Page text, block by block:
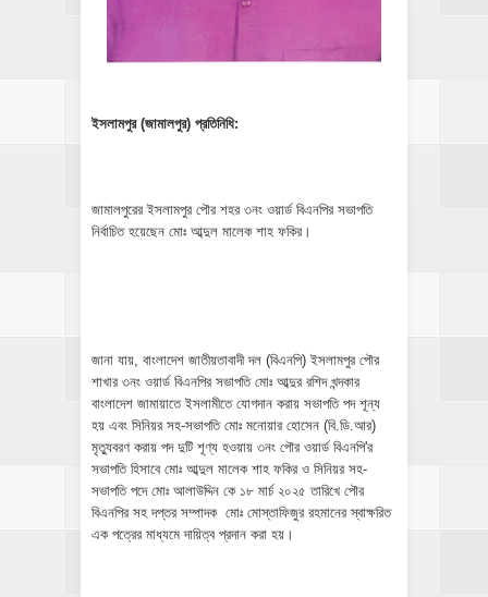
ইসলামপুর (জামালপুর) প্রতিনিধি:
জামালপুরের ইসলামপুর পৌর শহর ৩নং ওয়ার্ড বিএনপির সভাপতি
নির্বাচিত হয়েছেন মোঃ আব্দুল মালেক শাহ ফকির।
জানা যায়, বাংলাদেশ জাতীয়তাবাদী দল (বিএনপি) ইসলামপুর পৌর
শাখার ৩নং ওয়ার্ড বিএনপির সভাপতি মোঃ আব্দুর রশিদ খন্দকার
বাংলাদেশ জামায়াতে ইসলামীতে যোগদান করায় সভাপতি পদ শূন্য
হয় এবং সিনিয়র সহ-সভাপতি মোঃ মনোয়ার হোসেন (বি.ডি.আর)
মৃত্যুবরণ করায় পদ দুটি শূণ্য হওয়ায় ৩নং পৌর ওয়ার্ড বিএনপি'র
সভাপতি হিসাবে মোঃ আব্দুল মালেক শাহ ফকির ও সিনিয়র সহ-
সভাপতি পদে মোঃ আলাউদ্দিন কে ১৮ মার্চ ২০২৫ তারিখে পৌর
বিএনপির সহ দপ্তর সম্পাদক মোঃ মোস্তাফিজুর রহমানের স্বাক্ষরিত
এক পত্রের মাধ্যমে দায়িত্ব প্রদান করা হয়।